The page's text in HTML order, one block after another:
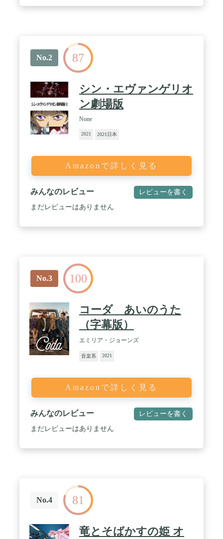
No.2 87
シン・エヴァンゲリオ
ン劇場版
None
2021 2021日本
Amazonで詳しく見る
みんなのレビュー レビューを書く
まだレビューはありません
No.3 100
コーダ あいのうた
（字幕版）
エミリア・ジョーンズ
音楽系 2021
Amazonで詳しく見る
みんなのレビュー レビューを書く
まだレビューはありません
No.4 81
竜とそばかすの姫 オ